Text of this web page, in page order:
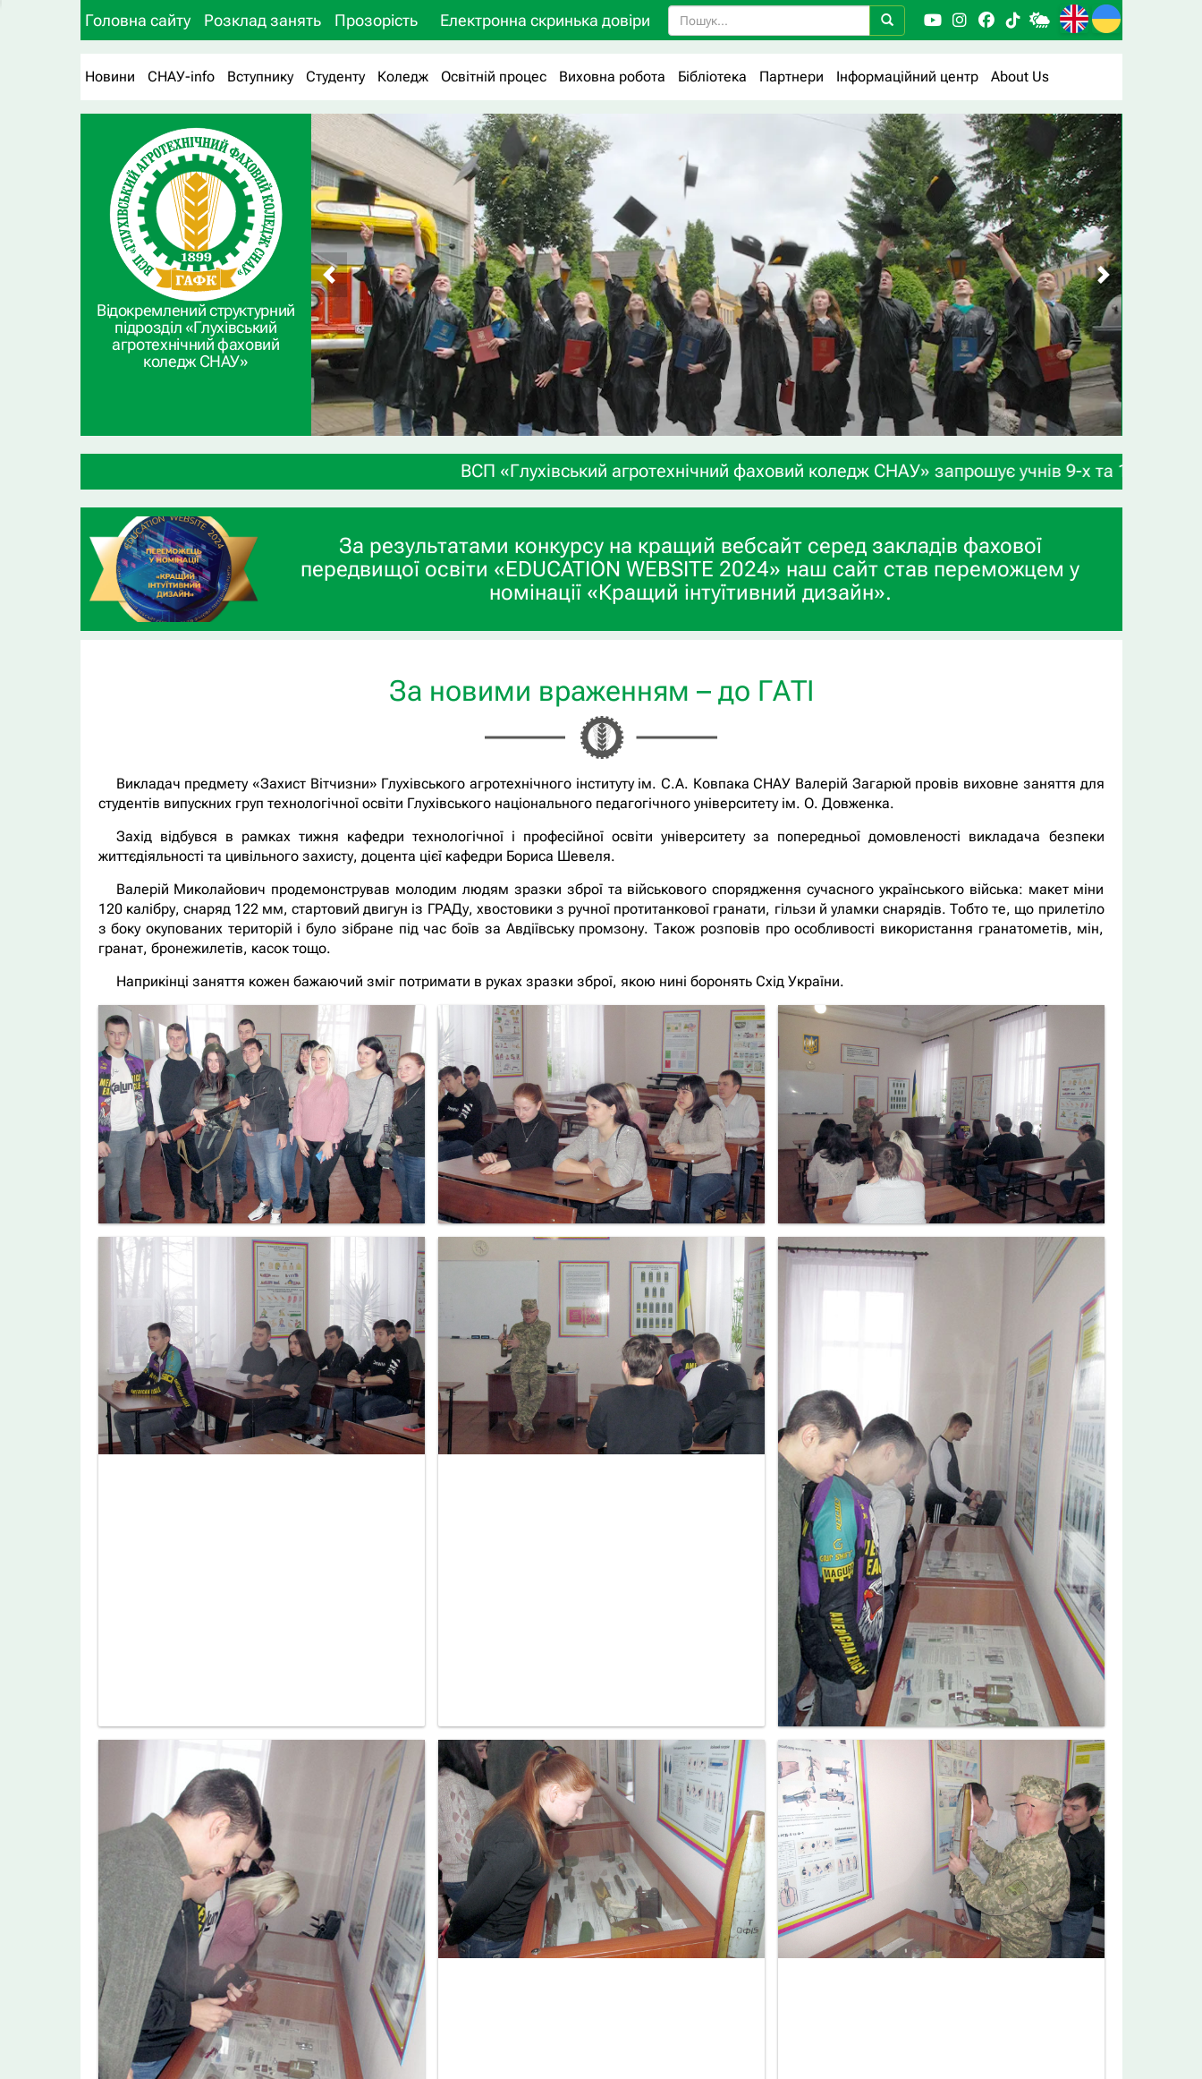
Головна сайту Розклад занять Прозорість Електронна скринька довіри
Новини СНАУ-info Вступнику Студенту Коледж Освітній процес Виховна робота Бібліотека Партнери Інформаційний центр About Us
Відокремлений структурний
підрозділ «Глухівський
агротехнічний фаховий
коледж СНАУ»
ВСП «Глухівський агротехнічний фаховий коледж СНАУ» запрошує учнів 9-х та 11-х класів, а також випускників
За результатами конкурсу на кращий вебсайт серед закладів фахової
передвищої освіти «EDUCATION WEBSITE 2024» наш сайт став переможцем у
номінації «Кращий інтуїтивний дизайн».
За новими враженням – до ГАТІ
Викладач предмету «Захист Вітчизни» Глухівського агротехнічного інституту ім. С.А. Ковпака СНАУ Валерій Загарюй провів виховне заняття для
студентів випускних груп технологічної освіти Глухівського національного педагогічного університету ім. О. Довженка.
Захід відбувся в рамках тижня кафедри технологічної і професійної освіти університету за попередньої домовленості викладача безпеки
життєдіяльності та цивільного захисту, доцента цієї кафедри Бориса Шевеля.
Валерій Миколайович продемонстрував молодим людям зразки зброї та військового спорядження сучасного українського війська: макет міни
120 калібру, снаряд 122 мм, стартовий двигун із ГРАДу, хвостовики з ручної протитанкової гранати, гільзи й уламки снарядів. Тобто те, що прилетіло
з боку окупованих територій і було зібране під час боїв за Авдіївську промзону. Також розповів про особливості використання гранатометів, мін,
гранат, бронежилетів, касок тощо.
Наприкінці заняття кожен бажаючий зміг потримати в руках зразки зброї, якою нині боронять Схід України.